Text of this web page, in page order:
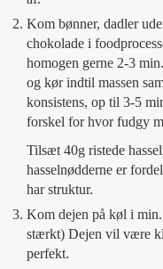
Kom bønner, dadler
chokolade i
homogen gerne 2-3
og kør indtil massen
konsistens, op til 3-5
forskel for hvor fudgy
Tilsæt 40g ristede
hasselnødderne er
har struktur.
Kom dejen på køl i
stærkt) Dejen vil være
perfekt.